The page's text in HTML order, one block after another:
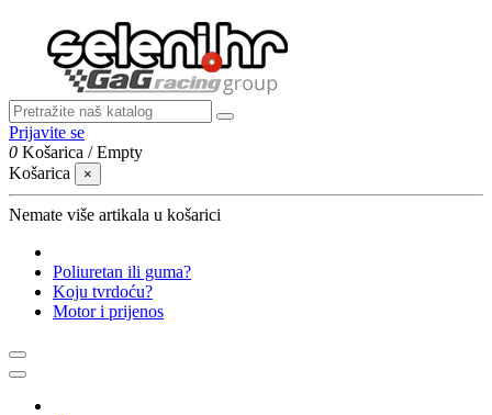
Prijavite se
0 Košarica /Empty
Košarica
×
Nemate više artikala u košarici
Poliuretan ili guma?
Koju tvrdoću?
Motor i prijenos